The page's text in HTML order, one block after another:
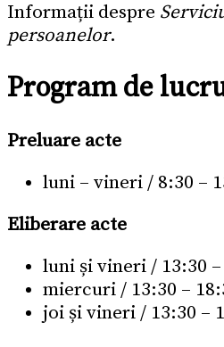
Informații despre
persoanelor.
Program de
Preluare acte
luni – vineri / 8:30 –
Eliberare acte
luni și vineri / 13:30 –
miercuri / 13:30 –
joi și vineri / 13:30 –